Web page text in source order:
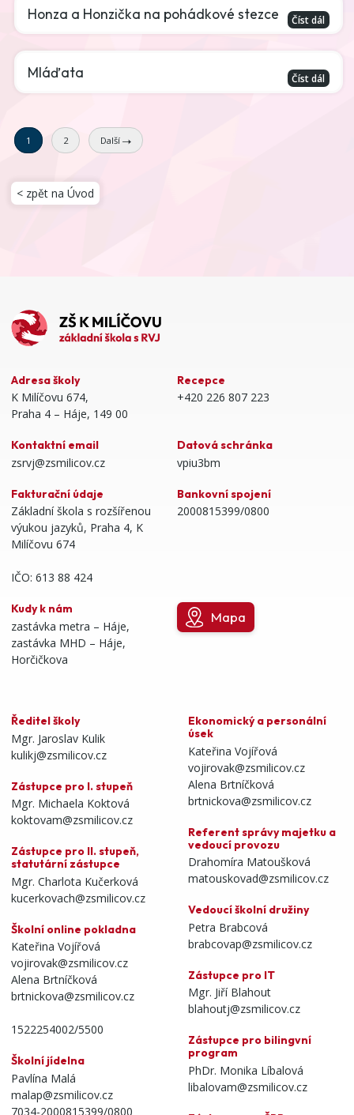
Honza a Honzička na pohádkové stezce Číst dál
Mláďata Číst dál
1 2 Další
< zpět na Úvod
Adresa školy
K Milíčovu 674,
Praha 4 – Háje, 149 00
Recepce
+420 226 807 223
Kontaktní email
zsrvj@zsmilicov.cz
Datová schránka
vpiu3bm
Fakturační údaje
Základní škola s rozšířenou
výukou jazyků, Praha 4, K
Milíčovu 674
IČO: 613 88 424
Bankovní spojení
2000815399/0800
Kudy k nám
zastávka metra – Háje,
zastávka MHD – Háje,
Horčičkova
Mapa
Ředitel školy
Mgr. Jaroslav Kulik
kulikj@zsmilicov.cz
Zástupce pro I. stupeň
Mgr. Michaela Koktová
koktovam@zsmilicov.cz
Zástupce pro II. stupeň,
statutární zástupce
Mgr. Charlota Kučerková
kucerkovach@zsmilicov.cz
Školní online pokladna
Kateřina Vojířová
vojirovak@zsmilicov.cz
Alena Brtníčková
brtnickova@zsmilicov.cz
1522254002/5500
Školní jídelna
Pavlína Malá
malap@zsmilicov.cz
7034-2000815399/0800
Ekonomický a personální
úsek
Kateřina Vojířová
vojirovak@zsmilicov.cz
Alena Brtníčková
brtnickova@zsmilicov.cz
Referent správy majetku a
vedoucí provozu
Drahomíra Matoušková
matouskovad@zsmilicov.cz
Vedoucí školní družiny
Petra Brabcová
brabcovap@zsmilicov.cz
Zástupce pro IT
Mgr. Jiří Blahout
blahoutj@zsmilicov.cz
Zástupce pro bilingvní
program
PhDr. Monika Líbalová
libalovam@zsmilicov.cz